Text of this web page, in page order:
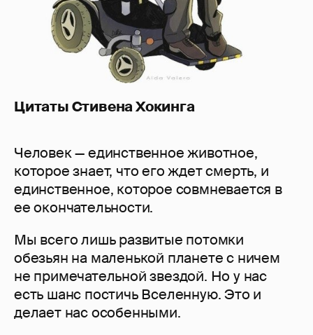
Цитаты Стивена Хокинга
Человек — единственное животное,
которое знает, что его ждет смерть, и
единственное, которое совмневается в
ее окончательности.
Мы всего лишь развитые потомки
обезьян на маленькой планете с ничем
не примечательной звездой. Но у нас
есть шанс постичь Вселенную. Это и
делает нас особенными.